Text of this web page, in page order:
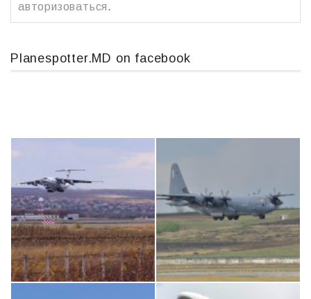
авторизоваться.
Planespotter.MD on facebook